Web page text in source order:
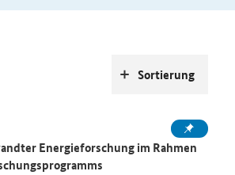
Energieforschung im Rahmen
Sortierung